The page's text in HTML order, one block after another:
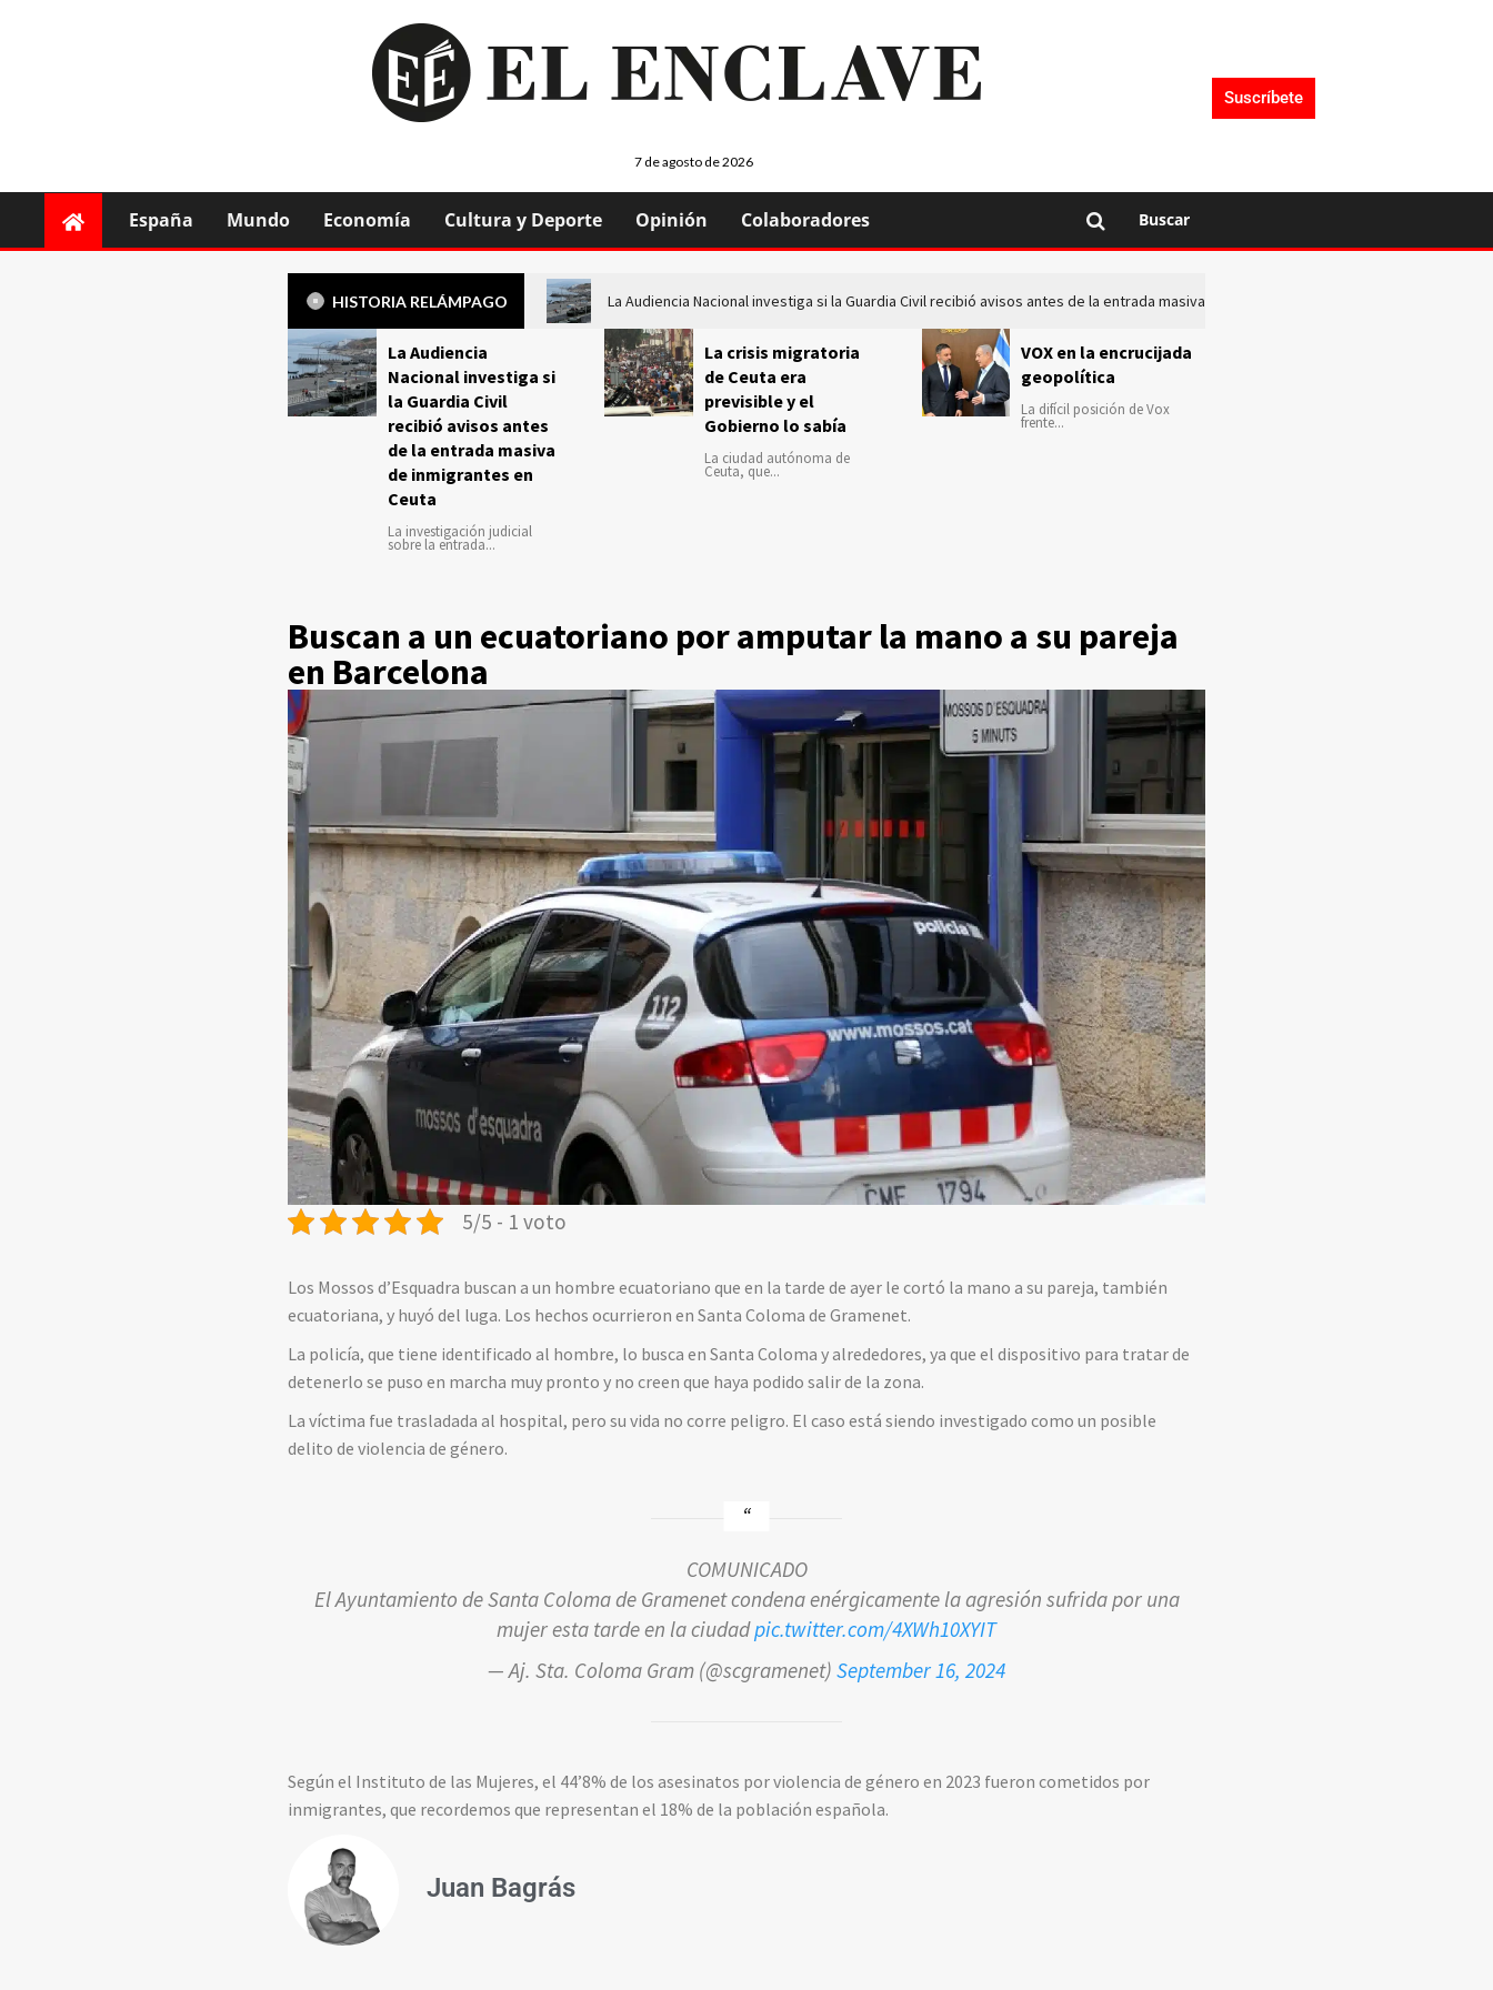
7 de agosto de 2026
Suscríbete
España Mundo Economía Cultura y Deporte Opinión Colaboradores Buscar
HISTORIA RELÁMPAGO La Audiencia Nacional investiga si la Guardia Civil recibió avisos antes de la entrada masiva de inmigrantes en Ceuta
La Audiencia
Nacional investiga si
la Guardia Civil
recibió avisos antes
de la entrada masiva
de inmigrantes en
Ceuta
La investigación judicial
sobre la entrada...
La crisis migratoria
de Ceuta era
previsible y el
Gobierno lo sabía
La ciudad autónoma de
Ceuta, que...
VOX en la encrucijada
geopolítica
La difícil posición de Vox
frente...
Buscan a un ecuatoriano por amputar la mano a su pareja
en Barcelona
5/5 - 1 voto
Los Mossos d’Esquadra buscan a un hombre ecuatoriano que en la tarde de ayer le cortó la mano a su pareja, también
ecuatoriana, y huyó del luga. Los hechos ocurrieron en Santa Coloma de Gramenet.
La policía, que tiene identificado al hombre, lo busca en Santa Coloma y alrededores, ya que el dispositivo para tratar de
detenerlo se puso en marcha muy pronto y no creen que haya podido salir de la zona.
La víctima fue trasladada al hospital, pero su vida no corre peligro. El caso está siendo investigado como un posible
delito de violencia de género.
COMUNICADO
El Ayuntamiento de Santa Coloma de Gramenet condena enérgicamente la agresión sufrida por una
mujer esta tarde en la ciudadpic.twitter.com/4XWh10XYIT
— Aj. Sta. Coloma Gram (@scgramenet) September 16, 2024
Según el Instituto de las Mujeres, el 44’8% de los asesinatos por violencia de género en 2023 fueron cometidos por
inmigrantes, que recordemos que representan el 18% de la población española.
Juan Bagrás